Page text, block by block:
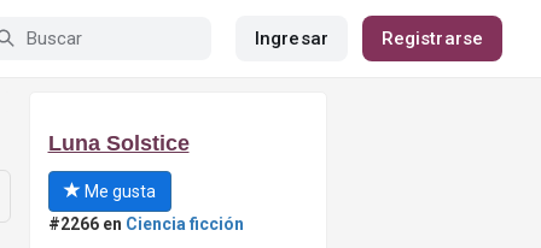
Ingresar Registrarse
Luna Solstice
Me gusta
#2266 en Ciencia ficción